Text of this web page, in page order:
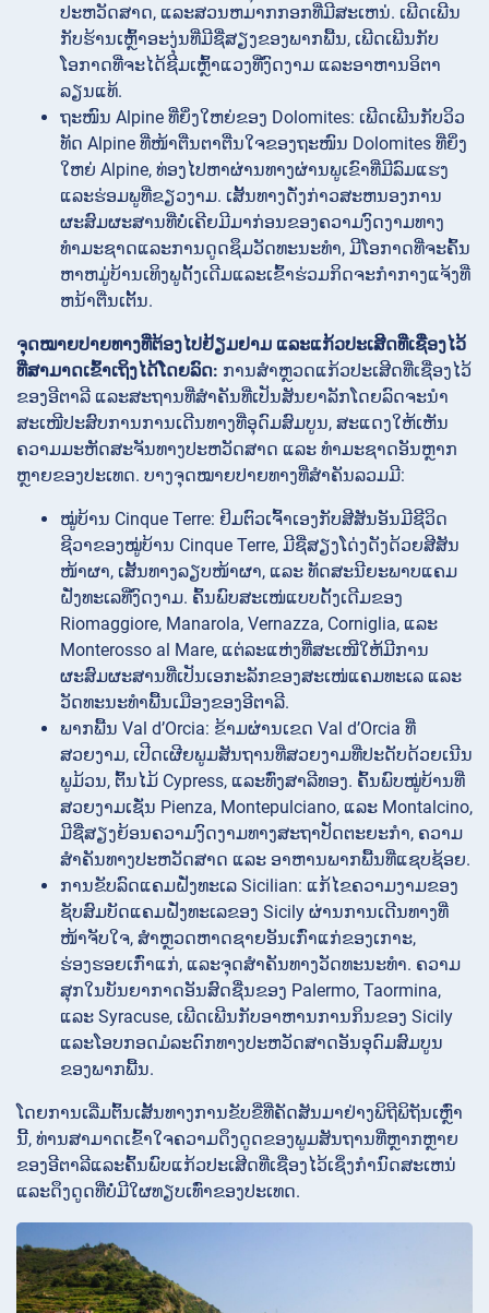
ປະຫວັດສາດ, ແລະສວນຫມາກກອກທີ່ມີສະເຫນ່. ເພີດເພີນ
ກັບຮ້ານເຫຼົ້າອະງຸ່ນທີ່ມີຊື່ສຽງຂອງພາກພື້ນ, ເພີດເພີນກັບ
ໂອກາດທີ່ຈະໄດ້ຊີມເຫຼົ້າແວງທີ່ງົດງາມ ແລະອາຫານອິຕາ
ລຽນແທ້.
ຖະໜົນ Alpine ທີ່ຍິ່ງໃຫຍ່ຂອງ Dolomites: ເພີດເພີນກັບວິວ
ທັດ Alpine ທີ່ໜ້າຕື່ນຕາຕື່ນໃຈຂອງຖະໜົນ Dolomites ທີ່ຍິ່ງ
ໃຫຍ່ Alpine, ທ່ອງໄປຫາຜ່ານທາງຜ່ານພູເຂົາທີ່ມີລົມແຮງ
ແລະຮ່ອມພູທີ່ຂຽວງາມ. ເສັ້ນທາງດັ່ງກ່າວສະຫນອງການ
ຜະສົມຜະສານທີ່ບໍ່ເຄີຍມີມາກ່ອນຂອງຄວາມງົດງາມທາງ
ທໍາມະຊາດແລະການດູດຊຶມວັດທະນະທໍາ, ມີໂອກາດທີ່ຈະຄົ້ນ
ຫາຫມູ່ບ້ານເທິງພູດັ້ງເດີມແລະເຂົ້າຮ່ວມກິດຈະກໍາກາງແຈ້ງທີ່
ຫນ້າຕື່ນເຕັ້ນ.
ຈຸດໝາຍປາຍທາງທີ່ຕ້ອງໄປຢ້ຽມຢາມ ແລະແກ້ວປະເສີດທີ່ເຊື່ອງໄວ້
ທີ່ສາມາດເຂົ້າເຖິງໄດ້ໂດຍລົດ: ການສຳຫຼວດແກ້ວປະເສີດທີ່ເຊື່ອງໄວ້
ຂອງອີຕາລີ ແລະສະຖານທີ່ສຳຄັນທີ່ເປັນສັນຍາລັກໂດຍລົດຈະນຳ
ສະເໜີປະສົບການການເດີນທາງທີ່ອຸດົມສົມບູນ, ສະແດງໃຫ້ເຫັນ
ຄວາມມະຫັດສະຈັນທາງປະຫວັດສາດ ແລະ ທຳມະຊາດອັນຫຼາກ
ຫຼາຍຂອງປະເທດ. ບາງຈຸດໝາຍປາຍທາງທີ່ສຳຄັນລວມມີ:
ໝູ່ບ້ານ Cinque Terre: ຢິມຕົວເຈົ້າເອງກັບສີສັນອັນມີຊີວິດ
ຊີວາຂອງໝູ່ບ້ານ Cinque Terre, ມີຊື່ສຽງໂດ່ງດັງດ້ວຍສີສັນ
ໜ້າຜາ, ເສັ້ນທາງລຽບໜ້າຜາ, ແລະ ທັດສະນີຍະພາບແຄມ
ຝັ່ງທະເລທີ່ງົດງາມ. ຄົ້ນພົບສະເໜ່ແບບດັ້ງເດີມຂອງ
Riomaggiore, Manarola, Vernazza, Corniglia, ແລະ
Monterosso al Mare, ແຕ່ລະແຫ່ງທີ່ສະເໜີໃຫ້ມີການ
ຜະສົມຜະສານທີ່ເປັນເອກະລັກຂອງສະເໜ່ແຄມທະເລ ແລະ
ວັດທະນະທຳພື້ນເມືອງຂອງອີຕາລີ.
ພາກພື້ນ Val d’Orcia: ຂ້າມຜ່ານເຂດ Val d’Orcia ທີ່
ສວຍງາມ, ເປີດເຜີຍພູມສັນຖານທີ່ສວຍງາມທີ່ປະດັບດ້ວຍເນີນ
ພູມ້ວນ, ຕົ້ນໄມ້ Cypress, ແລະທົ່ງສາລີທອງ. ຄົ້ນພົບໝູ່ບ້ານທີ່
ສວຍງາມເຊັ່ນ Pienza, Montepulciano, ແລະ Montalcino,
ມີຊື່ສຽງຍ້ອນຄວາມງົດງາມທາງສະຖາປັດຕະຍະກຳ, ຄວາມ
ສຳຄັນທາງປະຫວັດສາດ ແລະ ອາຫານພາກພື້ນທີ່ແຊບຊ້ອຍ.
ການຂັບລົດແຄມຝັ່ງທະເລ Sicilian: ແກ້ໄຂຄວາມງາມຂອງ
ຊັບສົມບັດແຄມຝັ່ງທະເລຂອງ Sicily ຜ່ານການເດີນທາງທີ່
ໜ້າຈັບໃຈ, ສຳຫຼວດຫາດຊາຍອັນເກົ່າແກ່ຂອງເກາະ,
ຮ່ອງຮອຍເກົ່າແກ່, ແລະຈຸດສຳຄັນທາງວັດທະນະທຳ. ຄວາມ
ສຸກໃນບັນຍາກາດອັນສົດຊື່ນຂອງ Palermo, Taormina,
ແລະ Syracuse, ເພີດເພີນກັບອາຫານການກິນຂອງ Sicily
ແລະໂອບກອດມໍລະດົກທາງປະຫວັດສາດອັນອຸດົມສົມບູນ
ຂອງພາກພື້ນ.
ໂດຍການເລີ່ມຕົ້ນເສັ້ນທາງການຂັບຂີ່ທີ່ຄັດສັນມາຢ່າງພິຖີພິຖັນເຫຼົ່າ
ນີ້, ທ່ານສາມາດເຂົ້າໃຈຄວາມດຶງດູດຂອງພູມສັນຖານທີ່ຫຼາກຫຼາຍ
ຂອງອີຕາລີແລະຄົ້ນພົບແກ້ວປະເສີດທີ່ເຊື່ອງໄວ້ເຊິ່ງກໍານົດສະເຫນ່
ແລະດຶງດູດທີ່ບໍ່ມີໃຜທຽບເທົ່າຂອງປະເທດ.